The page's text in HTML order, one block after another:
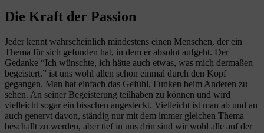
Die Kraft der Passion
Jeder kennt wahrscheinlich mindestens einen Menschen, der ein
Thema für sich gefunden hat, in dem er absolut aufgeht. Der
Gedanke “Ich wünschte, ich hätte auch etwas, was mich dermaßen
begeistert.” ist uns wohl allen schon einmal durch den Kopf
gegangen. Man hat einfach das Gefühl, Funken beim Anderen zu
sehen. An seiner Begeisterung teilhaben zu können und wird
vielleicht sogar ein bisschen angesteckt. Vielleicht ist man ab und an
auch genervt davon, ständig nur mit dem immer gleichen Thema
beschallt zu werden, aber tief in uns drin sind wir wohl alle auf der